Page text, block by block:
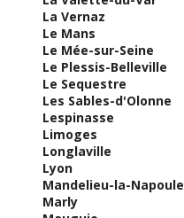
La Vernaz
Le Mans
Le Mée-sur-Seine
Le Plessis-Belleville
Le Sequestre
Les Sables-d'Olonne
Lespinasse
Limoges
Longlaville
Lyon
Mandelieu-la-Napoule
Marly